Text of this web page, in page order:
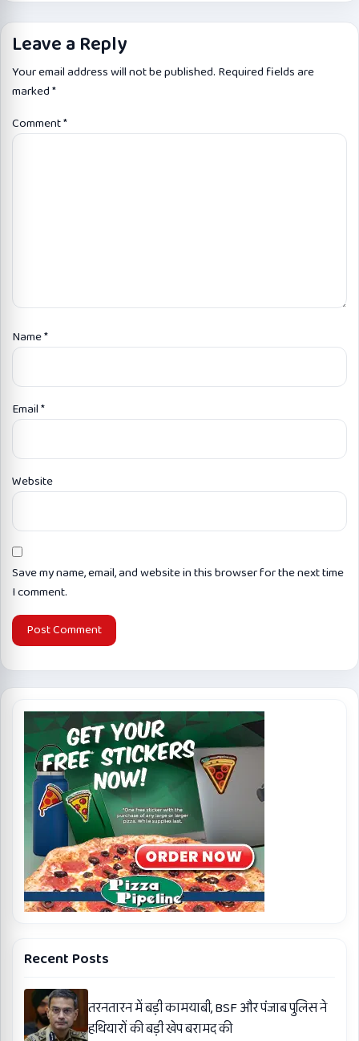
Leave a Reply
Your email address will not be published. Required fields are
marked*
Comment*
Name*
Email*
Website
Save my name, email, and website in this browser for the next time
I comment.
Recent Posts
तरनतारन में बड़ी कामयाबी, BSF और पंजाब पुलिस ने
हथियारों की बड़ी खेप बरामद की